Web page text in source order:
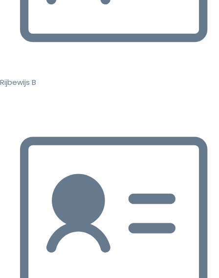
Rijbewijs B